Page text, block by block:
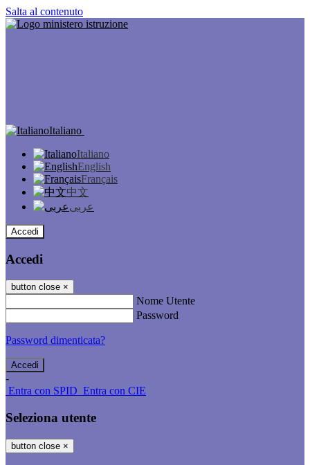
Salta al contenuto
Italiano
Italiano
English
Français
中文
عربى
Accedi
Accedi
button close ×
Nome Utente
Password
Password dimenticata?
-
Entra con SPID Entra con CIE
Seleziona utente
button close ×